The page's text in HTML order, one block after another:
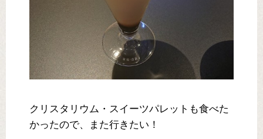
クリスタリウム・スイーツパレットも食べた
かったので、また行きたい！